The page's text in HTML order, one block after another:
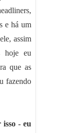
e há um
assim
hoje eu
que as
fazendo
- eu